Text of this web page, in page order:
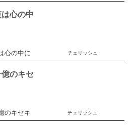
心の中
心の中に チェリッシュ
のキセ
のキセキ
チェリッシュ